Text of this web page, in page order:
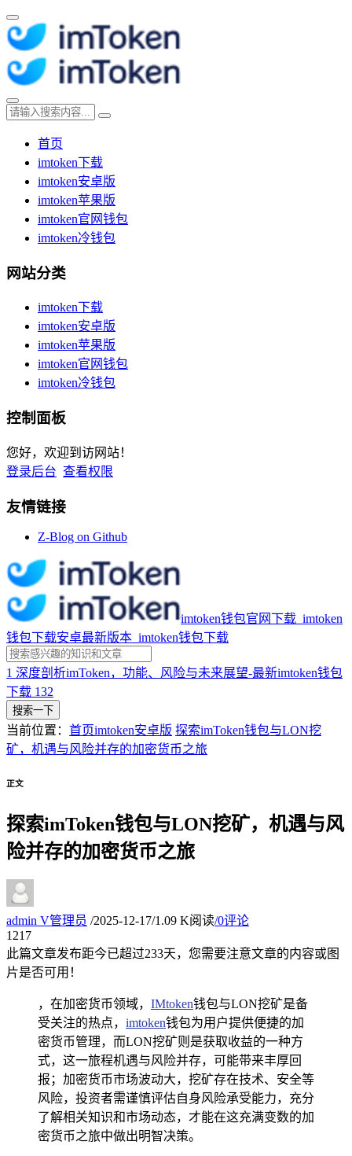
首页
imtoken下载
imtoken安卓版
imtoken苹果版
imtoken官网钱包
imtoken冷钱包
网站分类
imtoken下载
imtoken安卓版
imtoken苹果版
imtoken官网钱包
imtoken冷钱包
控制面板
您好，欢迎到访网站！
登录后台 查看权限
友情链接
Z-Blog on Github
imtoken钱包官网下载_imtoken
钱包下载安卓最新版本_imtoken钱包下载
1 深度剖析imToken，功能、风险与未来展望-最新imtoken钱包
下载 132
搜索一下
当前位置： 首页imtoken安卓版 探索imToken钱包与LON挖
矿，机遇与风险并存的加密货币之旅
正文
探索imToken钱包与LON挖矿，机遇与风
险并存的加密货币之旅
admin V管理员 /2025-12-17/1.09 K阅读/0评论
1217
此篇文章发布距今已超过233天，您需要注意文章的内容或图
片是否可用！
，在加密货币领域， IMtoken钱包与LON挖矿是备
受关注的热点， imtoken钱包为用户提供便捷的加
密货币管理，而LON挖矿则是获取收益的一种方
式，这一旅程机遇与风险并存，可能带来丰厚回
报；加密货币市场波动大，挖矿存在技术、安全等
风险，投资者需谨慎评估自身风险承受能力，充分
了解相关知识和市场动态，才能在这充满变数的加
密货币之旅中做出明智决策。